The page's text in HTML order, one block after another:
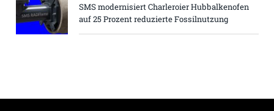
SMS modernisiert Charleroier Hubbalkenofen
auf 25 Prozent reduzierte Fossilnutzung